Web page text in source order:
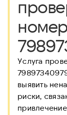
Услуга
выявить
риски,